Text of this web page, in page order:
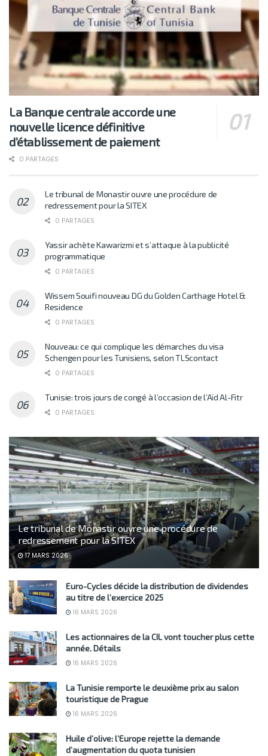
La Banque centrale accorde une
nouvelle licence définitive
d’établissement de paiement
0 PARTAGES
Le tribunal de Monastir ouvre une procédure de
redressement pour la SITEX
0 PARTAGES
Yassir achète Kawarizmi et s’attaque à la publicité
programmatique
0 PARTAGES
Wissem Souifi nouveau DG du Golden Carthage Hotel &
Residence
0 PARTAGES
Nouveau: ce qui complique les démarches du visa
Schengen pour les Tunisiens, selon TLScontact
0 PARTAGES
Tunisie: trois jours de congé à l’occasion de l’Aïd Al-Fitr
0 PARTAGES
Le tribunal de Monastir ouvre une procédure de
redressement pour la SITEX
17 MARS 2026
Euro-Cycles décide la distribution de dividendes
au titre de l’exercice 2025
16 MARS 2026
Les actionnaires de la CIL vont toucher plus cette
année. Détails
16 MARS 2026
La Tunisie remporte le deuxième prix au salon
touristique de Prague
16 MARS 2026
Huile d’olive: l’Europe rejette la demande
d’augmentation du quota tunisien